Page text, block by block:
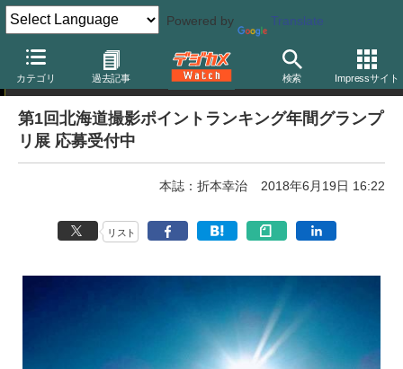
Powered by Translate
カテゴリ 過去記事 検索 Impressサイト
フォトコンテスト
第1回北海道撮影ポイントランキング年間グランプ
リ展 応募受付中
本誌：折本幸治 2018年6月19日 16:22
リスト